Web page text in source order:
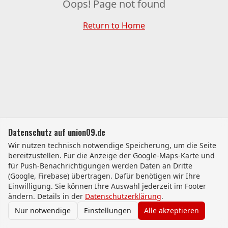
Oops! Page not found
Return to Home
Datenschutz auf union09.de
Wir nutzen technisch notwendige Speicherung, um die Seite
bereitzustellen. Für die Anzeige der Google-Maps-Karte und
für Push-Benachrichtigungen werden Daten an Dritte
(Google, Firebase) übertragen. Dafür benötigen wir Ihre
Einwilligung. Sie können Ihre Auswahl jederzeit im Footer
ändern. Details in der Datenschutzerklärung.
Nur notwendige
Einstellungen Alle akzeptieren